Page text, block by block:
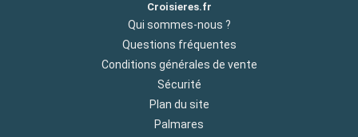
Croisieres.fr
Qui sommes-nous ?
Questions fréquentes
Conditions générales de vente
Sécurité
Plan du site
Palmares